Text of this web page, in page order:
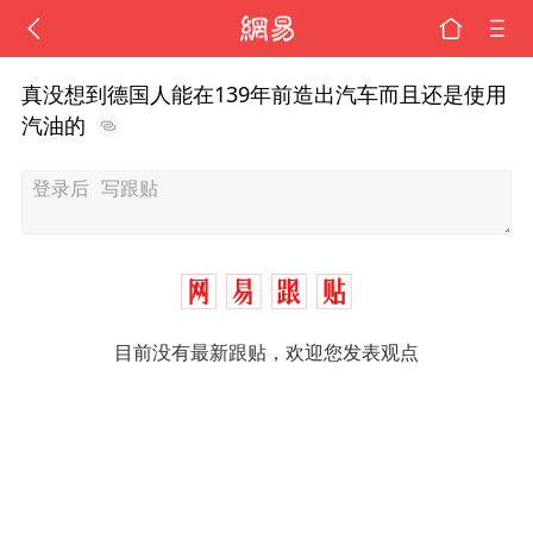
真没想到德国人能在139年前造出汽车而且还是使用
汽油的
目前没有最新跟贴，欢迎您发表观点